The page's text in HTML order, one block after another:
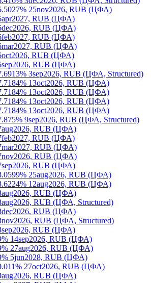
25nov2026, RUB (ЦФА)
RUB (ЦФА)
RUB (ЦФА)
RUB (ЦФА)
RUB (ЦФА)
RUB (ЦФА)
RUB (ЦФА)
3sep2026, RUB (ЦФА, Structured)
13oct2026, RUB (ЦФА)
13oct2026, RUB (ЦФА)
13oct2026, RUB (ЦФА)
13oct2026, RUB (ЦФА)
9sep2026, RUB (ЦФА, Structured)
RUB (ЦФА)
RUB (ЦФА)
RUB (ЦФА)
RUB (ЦФА)
RUB (ЦФА)
25aug2026, RUB (ЦФА)
12aug2026, RUB (ЦФА)
RUB (ЦФА)
RUB (ЦФА, Structured)
RUB (ЦФА)
RUB (ЦФА, Structured)
RUB (ЦФА)
14sep2026, RUB (ЦФА)
27aug2026, RUB (ЦФА)
5jun2028, RUB (ЦФА)
27oct2026, RUB (ЦФА)
RUB (ЦФА)